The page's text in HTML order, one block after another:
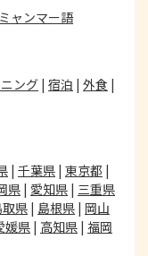
ミャンマー語
ング | 宿泊 | 外食 |
| 千葉県 | 東京都 |
県 | 愛知県 | 三重県
取県| 島根県 | 岡山
媛県| 高知県 | 福岡